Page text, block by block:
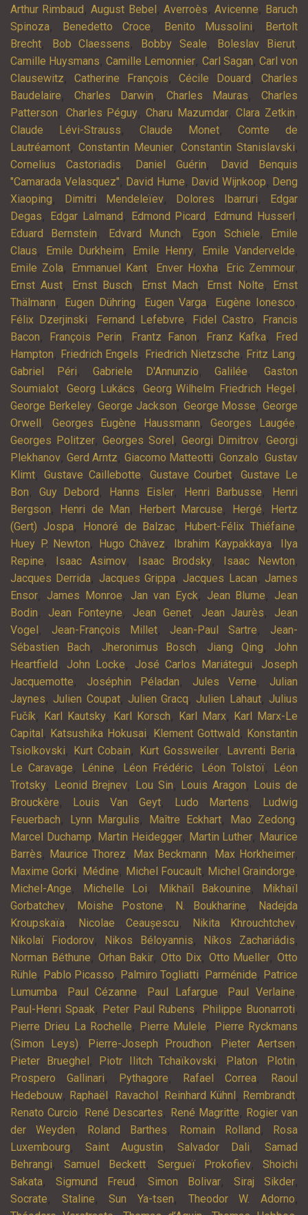
Arthur Rimbaud ,August Bebel , Averroès, Avicenne, Baruch
Spinoza, Benedetto Croce, Benito Mussolini,
Bertolt
Brecht, Bob Claessens, Bobby Seale, Boleslav Bierut,
Camille Huysmans,Camille Lemonnier, Carl Sagan, Carl von
Clausewitz,Catherine François,Cécile Douard ,Charles
Baudelaire, Charles Darwin, Charles Mauras, Charles
Patterson, Charles Péguy,Charu Mazumdar,Clara Zetkin,
Claude Lévi-Strauss,Claude Monet,Comte de
Lautréamont, Constantin Meunier,Constantin Stanislavski,
Cornelius Castoriadis, Daniel Guérin,
David Benquis
"Camarada Velasquez", David Hume, David Wijnkoop, Deng
Xiaoping, Dimitri Mendeleïev, Dolores Ibarruri,
Edgar
Degas, Edgar Lalmand , Edmond Picard , Edmund Husserl ,
Eduard Bernstein, Edvard Munch, Egon Schiele,
Emile
Claus, Emile Durkheim, Emile Henry, Emile Vandervelde,
Emile Zola, Emmanuel Kant, Enver Hoxha, Eric Zemmour,
Ernst Aust, Ernst Busch, Ernst Mach, Ernst Nolte,
Ernst
Thälmann, Eugen Dühring, Eugen Varga, Eugène Ionesco,
Félix Dzerjinski, Fernand Lefebvre, Fidel Castro,
Francis
Bacon, François Perin, Frantz Fanon, Franz Kafka,
Fred
Hampton, Friedrich Engels, Friedrich Nietzsche, Fritz Lang,
Gabriel Péri,Gabriele D'Annunzio,Galilée,Gaston
Soumialot, Georg Lukács, Georg Wilhelm Friedrich Hegel ,
George Berkeley,George Jackson, George Mosse,George
Orwell , Georges Eugène Haussmann,Georges Laugée,
Georges Politzer, Georges Sorel , Georgi Dimitrov, Georgi
Plekhanov,Gerd Arntz, Giacomo Matteotti, Gonzalo,Gustav
Klimt, Gustave Caillebotte, Gustave Courbet,Gustave Le
Bon, Guy Debord , Hanns Eisler, Henri Barbusse,
Henri
Bergson, Henri de Man, Herbert Marcuse, Hergé,
Hertz
(Gert) Jospa, Honoré de Balzac, Hubert-Félix Thiéfaine,
Huey P. Newton, Hugo Chàvez, Ibrahim Kaypakkaya,
Ilya
Repine, Isaac Asimov, Isaac Brodsky, Isaac Newton,
Jacques Derrida, Jacques Grippa, Jacques Lacan, James
Ensor, James Monroe, Jan van Eyck, Jean Blume, Jean
Bodin, Jean Fonteyne, Jean Genet, Jean Jaurès, Jean
Vogel , Jean-François Millet, Jean-Paul Sartre, Jean-
Sébastien Bach, Jheronimus Bosch, Jiang Qing, John
Heartfield , John Locke, José Carlos Mariátegui, Joseph
Jacquemotte, Joséphin Péladan, Jules Verne, Julian
Jaynes, Julien Coupat, Julien Gracq, Julien Lahaut, Julius
Fučík, Karl Kautsky, Karl Korsch, Karl Marx, Karl Marx-Le
Capital , Katsushika Hokusai, Klement Gottwald , Konstantin
Tsiolkovski, Kurt Cobain, Kurt Gossweiler, Lavrenti Beria,
Le Caravage, Lénine, Léon Frédéric, Léon Tolstoï,
Léon
Trotsky, Leonid Brejnev, Lou Sin, Louis Aragon, Louis de
Brouckère, Louis Van Geyt, Ludo Martens,
Ludwig
Feuerbach, Lynn Margulis, Maître Eckhart, Mao Zedong,
Marcel Duchamp, Martin Heidegger, Martin Luther, Maurice
Barrès, Maurice Thorez, Max Beckmann, Max Horkheimer,
Maxime Gorki, Médine, Michel Foucault, Michel Graindorge,
Michel-Ange, Michelle Loi, Mikhaïl Bakounine,
Mikhaïl
Gorbatchev, Moishe Postone, N. Boukharine,
Nadejda
Kroupskaïa, Nicolae Ceaușescu, Nikita Khrouchtchev,
Nikolaï Fiodorov, Nikos Béloyannis, Níkos Zachariádis,
Norman Béthune, Orhan Bakir, Otto Dix, Otto Mueller, Otto
Rühle, Pablo Picasso, Palmiro Togliatti, Parménide, Patrice
Lumumba, Paul Cézanne, Paul Lafargue, Paul Verlaine,
Paul-Henri Spaak, Peter Paul Rubens, Philippe Buonarroti,
Pierre Drieu La Rochelle, Pierre Mulele,
Pierre Ryckmans
(Simon Leys), Pierre-Joseph Proudhon, Pieter Aertsen,
Pieter Brueghel , Piotr Ilitch Tchaïkovski, Platon, Plotin,
Prospero Gallinari, Pythagore, Rafael Correa,
Raoul
Hedebouw, Raphaël , Ravachol , Reinhard Kühnl , Rembrandt,
Renato Curcio, René Descartes, René Magritte, Rogier van
der Weyden, Roland Barthes, Romain Rolland ,
Rosa
Luxembourg, Saint Augustin,Salvador Dali,Samad
Behrangi,Samuel Beckett,Sergueï Prokofiev,Shoichi
Sakata, Sigmund Freud , Simon Bolivar, Siraj Sikder,
Socrate, Staline,Sun Ya-tsen, Theodor W. Adorno,